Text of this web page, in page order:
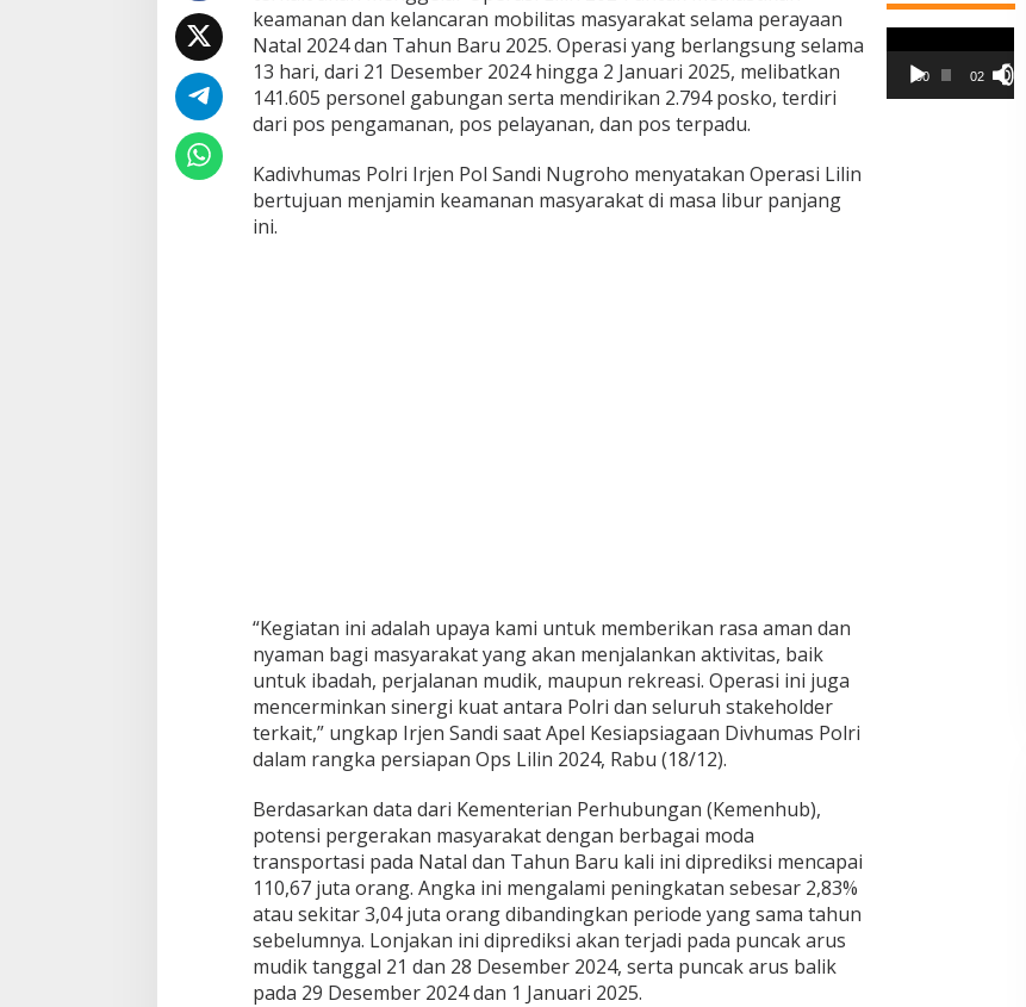
2
0
2
4
H
i
g
a
2
keamanan dan kelancaran mobilitas masyarakat selama perayaan
Natal 2024 dan Tahun Baru 2025. Operasi yang berlangsung selama
13 hari, dari 21 Desember 2024 hingga 2 Januari 2025, melibatkan
141.605 personel gabungan serta mendirikan 2.794 posko, terdiri
dari pos pengamanan, pos pelayanan, dan pos terpadu.
Kadivhumas Polri Irjen Pol Sandi Nugroho menyatakan Operasi Lilin
bertujuan menjamin keamanan masyarakat di masa libur panjang
ini.
“Kegiatan ini adalah upaya kami untuk memberikan rasa aman dan
nyaman bagi masyarakat yang akan menjalankan aktivitas, baik
untuk ibadah, perjalanan mudik, maupun rekreasi. Operasi ini juga
mencerminkan sinergi kuat antara Polri dan seluruh stakeholder
terkait,” ungkap Irjen Sandi saat Apel Kesiapsiagaan Divhumas Polri
dalam rangka persiapan Ops Lilin 2024, Rabu (18/12).
Berdasarkan data dari Kementerian Perhubungan (Kemenhub),
potensi pergerakan masyarakat dengan berbagai moda
transportasi pada Natal dan Tahun Baru kali ini diprediksi mencapai
110,67 juta orang. Angka ini mengalami peningkatan sebesar 2,83%
atau sekitar 3,04 juta orang dibandingkan periode yang sama tahun
sebelumnya. Lonjakan ini diprediksi akan terjadi pada puncak arus
mudik tanggal 21 dan 28 Desember 2024, serta puncak arus balik
pada 29 Desember 2024 dan 1 Januari 2025.
Video
00:00 02:42
PWNU Jateng Apresiasi Pilkada
Berjalan Damai, Gus Rozin:
Cerminan Kedewasaan Politik
Belum Diumumkan KPU
Pamekasan, Pasangan Kharisma
Deklarasi Kemenangan
Di Politik | 27/11/2024
KH Imam Hasyim Nyoblos di TPS
002 Desa Aengbaja Raja,
Berharap Pilkada Berjalan Damai
Di Politik | 27/11/2024